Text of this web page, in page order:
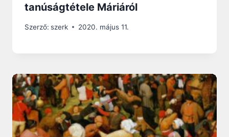
tanúságtétele Máriáról
Szerző: szerk 2020. május 11.